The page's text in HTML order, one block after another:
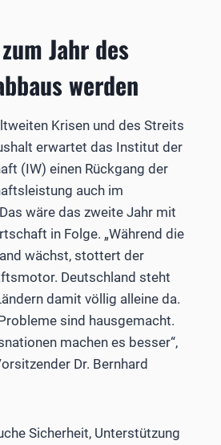
Jahr des
werden
Krisen und des Streits
erwartet das Institut der
(IW) einen Rückgang der
auch im
wäre das zweite Jahr mit
in Folge. „Während die
wächst, stottert der
Deutschland steht
damit völlig alleine da.
sind hausgemacht.
machen es besser“,
Dr. Bernhard
Sicherheit, Unterstützung